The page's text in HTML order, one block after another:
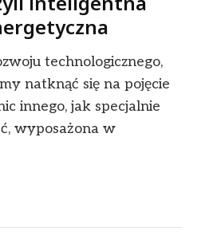
technologicznego,
natknąć się na pojęcie
innego, jak specjalnie
wyposażona w